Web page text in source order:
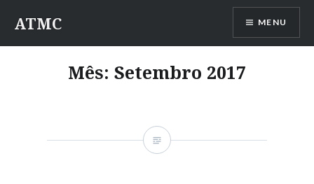
para
conteúdo
ATMC MENU
Mês: Setembro 2017